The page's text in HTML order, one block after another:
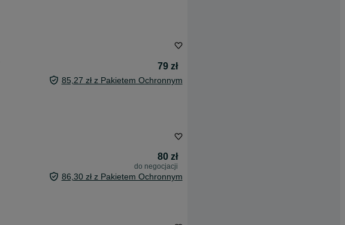
79 zł
85,27 zł z Pakietem Ochronnym
80 zł
do negocjacji
86,30 zł z Pakietem Ochronnym